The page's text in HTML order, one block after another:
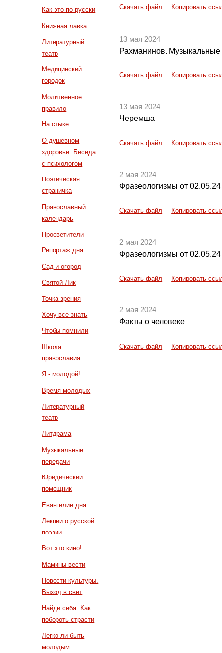
Как это по-русски
Книжная лавка
Литературный
театр
Медицинский
городок
Молитвенное
правило
На стыке
О душевном
здоровье. Беседа
с психологом
Поэтическая
страничка
Православный
календарь
Просветители
Репортаж дня
Сад и огород
Святой Лик
Точка зрения
Хочу все знать
Чтобы помнили
Школа
православия
Я - молодой!
Время молодых
Литературный
театр
Литдрама
Музыкальные
передачи
Юридический
помощник
Евангелие дня
Лекции о русской
поэзии
Вот это кино!
Мамины вести
Новости культуры.
Выход в свет
Найди себя. Как
побороть страсти
Легко ли быть
молодым
Скачать файл Копировать
13 мая 2024
Рахманинов.
Скачать файл Копировать
13 мая 2024
Черемша
Скачать файл Копировать
2 мая 2024
Фразеологизмы от 02.05.24
Скачать файл Копировать
2 мая 2024
Фразеологизмы от 02.05.24
Скачать файл Копировать
2 мая 2024
Факты о человеке
Скачать файл Копировать